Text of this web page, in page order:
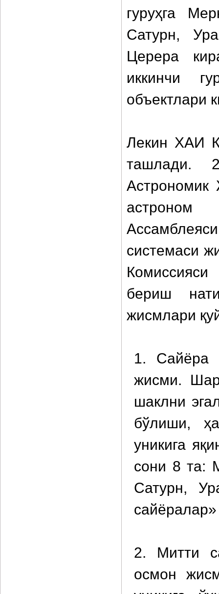
гуруҳга
Сатурн,
Церера
иккинчи
объектлари
Лекин ХАИ
ташлади.
Астрономик
системаси
бериш
жисмлари
1. Сайёра
жисми.
шаклни
бўлиши,
уникига
сони 8 та:
Сатурн,
2. Митти
осмон